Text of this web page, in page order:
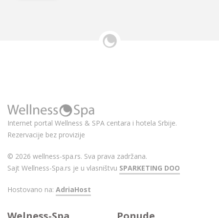
Internet portal Wellness & SPA centara i hotela Srbije.
Rezervacije bez provizije
© 2026 wellness-spa.rs. Sva prava zadržana.
Sajt Wellness-Spa.rs je u vlasništvu SPARKETING DOO
Hostovano na: AdriaHost